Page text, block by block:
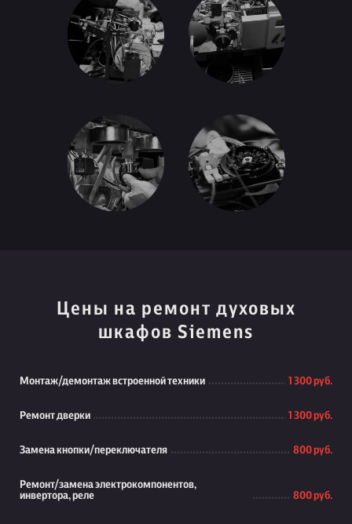
Цены на ремонт духовых
шкафов Siemens
Монтаж/демонтаж встроенной техники 1 300 руб.
Ремонт дверки 1 300 руб.
Замена кнопки/переключателя 800 руб.
Ремонт/замена электрокомпонентов,
инвертора, реле
800 руб.